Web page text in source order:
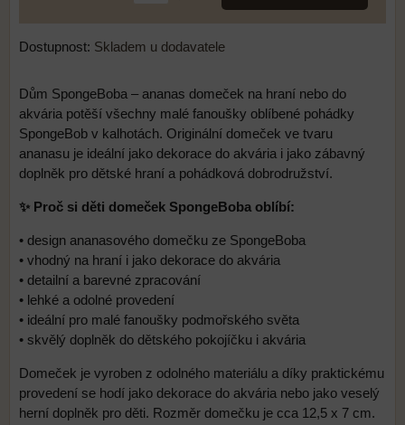
Dostupnost: Skladem u dodavatele
Dům SpongeBoba – ananas domeček na hraní nebo do
akvária potěší všechny malé fanoušky oblíbené pohádky
SpongeBob v kalhotách. Originální domeček ve tvaru
ananasu je ideální jako dekorace do akvária i jako zábavný
doplněk pro dětské hraní a pohádková dobrodružství.
✨ Proč si děti domeček SpongeBoba oblíbí:
• design ananasového domečku ze SpongeBoba
• vhodný na hraní i jako dekorace do akvária
• detailní a barevné zpracování
• lehké a odolné provedení
• ideální pro malé fanoušky podmořského světa
• skvělý doplněk do dětského pokojíčku i akvária
Domeček je vyroben z odolného materiálu a díky praktickému
provedení se hodí jako dekorace do akvária nebo jako veselý
herní doplněk pro děti. Rozměr domečku je cca 12,5 x 7 cm.